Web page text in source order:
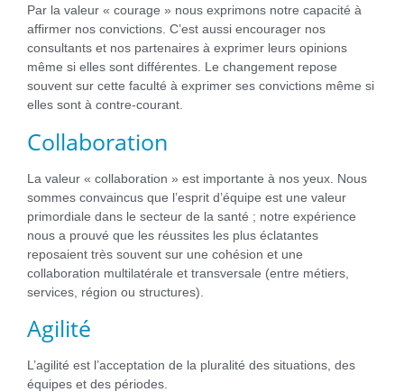
Par la valeur « courage » nous exprimons notre capacité à
affirmer nos convictions. C’est aussi encourager nos
consultants et nos partenaires à exprimer leurs opinions
même si elles sont différentes. Le changement repose
souvent sur cette faculté à exprimer ses convictions même si
elles sont à contre-courant.
Collaboration
La valeur « collaboration » est importante à nos yeux. Nous
sommes convaincus que l’esprit d’équipe est une valeur
primordiale dans le secteur de la santé ; notre expérience
nous a prouvé que les réussites les plus éclatantes
reposaient très souvent sur une cohésion et une
collaboration multilatérale et transversale (entre métiers,
services, région ou structures).
Agilité
L’agilité est l’acceptation de la pluralité des situations, des
équipes et des périodes.